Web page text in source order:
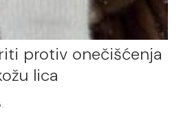
protiv onečišćenja
lica